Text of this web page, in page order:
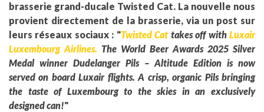
brasserie grand-ducale Twisted Cat. La nouvelle nous
provient directement de la brasserie, via un post sur
leurs réseaux sociaux : "Twisted Cat takes off withLuxair
Luxembourg Airlines. The World Beer Awards 2025 Silver
Medal winner Dudelanger Pils – Altitude Edition is now
served on board Luxair flights. A crisp, organic Pils bringing
the taste of Luxembourg to the skies in an exclusively
designed can!"